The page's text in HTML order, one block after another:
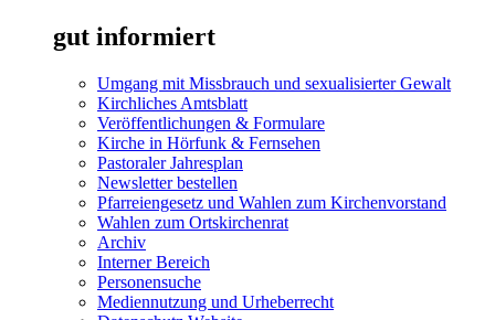
gut informiert
Umgang mit Missbrauch und sexualisierter Gewalt
Kirchliches Amtsblatt
Veröffentlichungen & Formulare
Kirche in Hörfunk & Fernsehen
Pastoraler Jahresplan
Newsletter bestellen
Pfarreiengesetz und Wahlen zum Kirchenvorstand
Wahlen zum Ortskirchenrat
Archiv
Interner Bereich
Personensuche
Mediennutzung und Urheberrecht